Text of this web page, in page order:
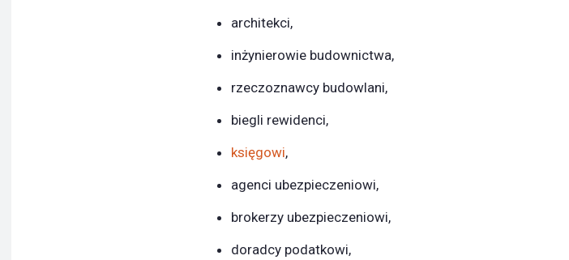
architekci,
inżynierowie budownictwa,
rzeczoznawcy budowlani,
biegli rewidenci,
księgowi,
agenci ubezpieczeniowi,
brokerzy ubezpieczeniowi,
doradcy podatkowi,